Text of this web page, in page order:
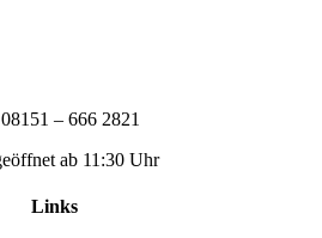
– 666 2821
ab 11:30 Uhr
Links